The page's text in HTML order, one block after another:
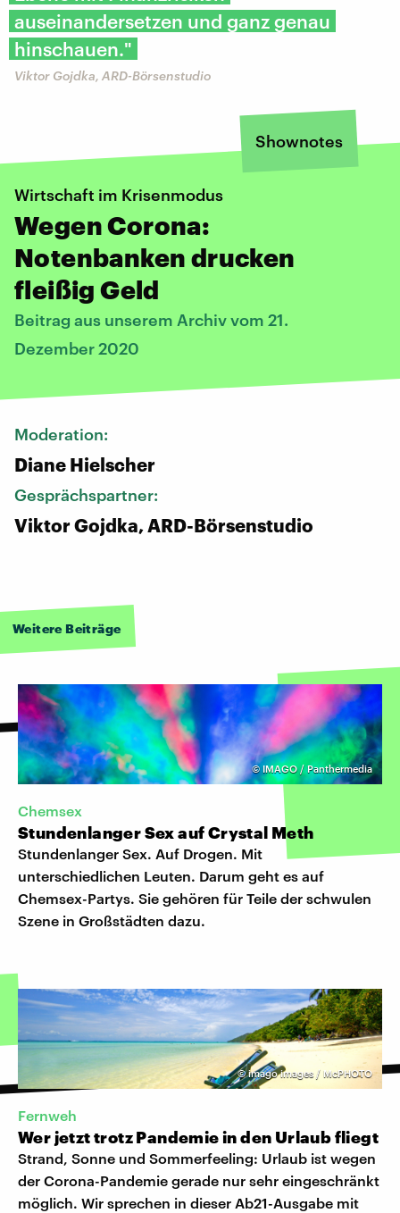
auseinandersetzen und ganz genau
hinschauen."
Viktor Gojdka, ARD-Börsenstudio
Shownotes
Wirtschaft im Krisenmodus
Wegen Corona:
Notenbanken drucken
fleißig Geld
Beitrag aus unserem Archiv vom 21.
Dezember 2020
Moderation:
Diane Hielscher
Gesprächspartner:
Viktor Gojdka, ARD-Börsenstudio
Weitere Beiträge
© IMAGO / Panthermedia
Chemsex
Stundenlanger Sex auf Crystal Meth
Stundenlanger Sex. Auf Drogen. Mit
unterschiedlichen Leuten. Darum geht es auf
Chemsex-Partys. Sie gehören für Teile der schwulen
Szene in Großstädten dazu.
©imago images / McPHOTO
Fernweh
Wer jetzt trotz Pandemie in den Urlaub fliegt
Strand, Sonne und Sommerfeeling: Urlaub ist wegen
der Corona-Pandemie gerade nur sehr eingeschränkt
möglich. Wir sprechen in dieser Ab21-Ausgabe mit